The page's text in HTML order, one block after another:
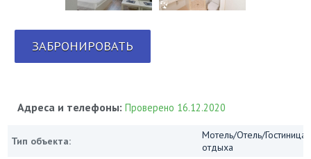
ЗАБРОНИРОВАТЬ
Адреса и телефоны:Проверено 16.12.2020
Тип объекта:
Мотель/Отель/
отдыха